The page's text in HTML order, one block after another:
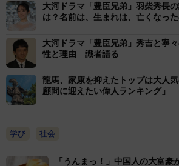
市)が頒布所となっている。御城印1
大河ドラマ「豊臣兄弟」羽柴秀長
は？名前は、生まれは、亡くなっ
大河ドラマ「豊臣兄弟」秀吉と寧
性と理由 識者語る
龍馬、家康を抑えたトップは大人
顧問に迎えたい偉人ランキング」
学び 社会
「うんまっ！」中国人の大富豪